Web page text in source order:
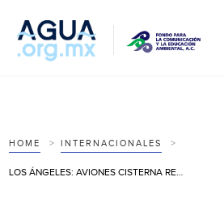
HOME INTERNACIONALES